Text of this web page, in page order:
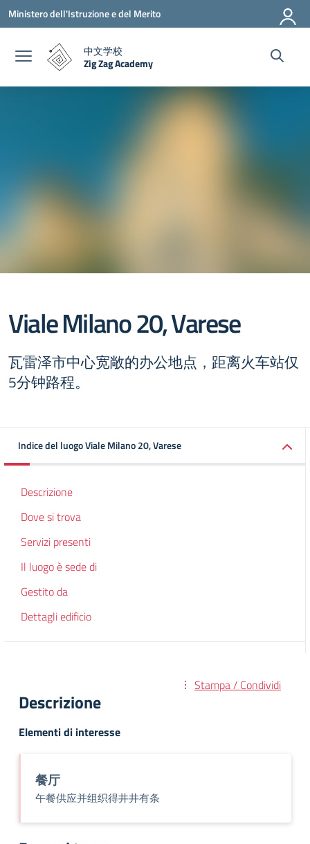
Vai ai contenuti
Vai al menu di navigazione
Vai al footer
Ministero dell'Istruzione e del Merito
中文学校
Zig Zag Academy
— Visita la pagina iniziale della scuola
Viale Milano 20, Varese
瓦雷泽市中心宽敞的办公地点，距离火车站仅
5分钟路程。
Indice del luogo Viale Milano 20, Varese
Descrizione
Dove si trova
Servizi presenti
Il luogo è sede di
Gestito da
Dettagli edificio
Stampa / Condividi
Descrizione
Elementi di interesse
餐厅
午餐供应并组织得井井有条